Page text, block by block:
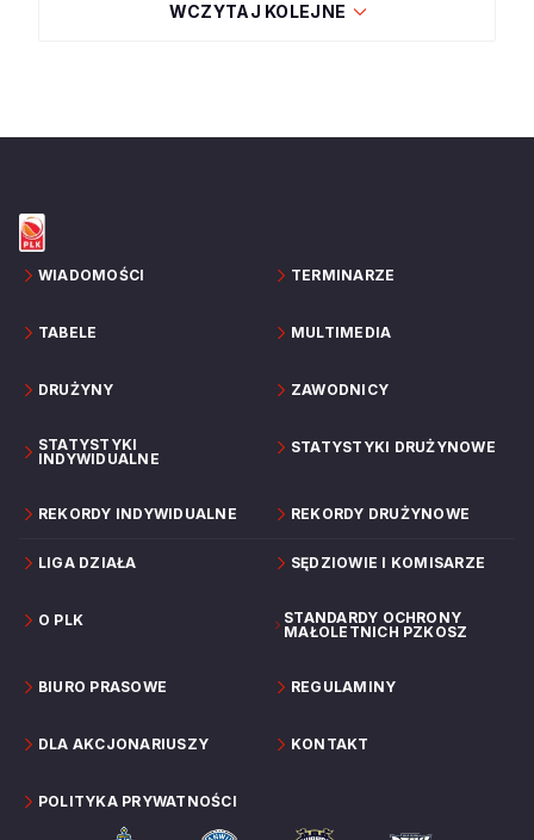
WCZYTAJ KOLEJNE
WIADOMOŚCI TERMINARZE
TABELE MULTIMEDIA
DRUŻYNY ZAWODNICY
STATYSTYKI
INDYWIDUALNE
STATYSTYKI DRUŻYNOWE
REKORDY INDYWIDUALNE REKORDY DRUŻYNOWE
LIGA DZIAŁA SĘDZIOWIE I KOMISARZE
O PLK
STANDARDY OCHRONY
MAŁOLETNICH PZKOSZ
BIURO PRASOWE REGULAMINY
DLA AKCJONARIUSZY KONTAKT
POLITYKA PRYWATNOŚCI